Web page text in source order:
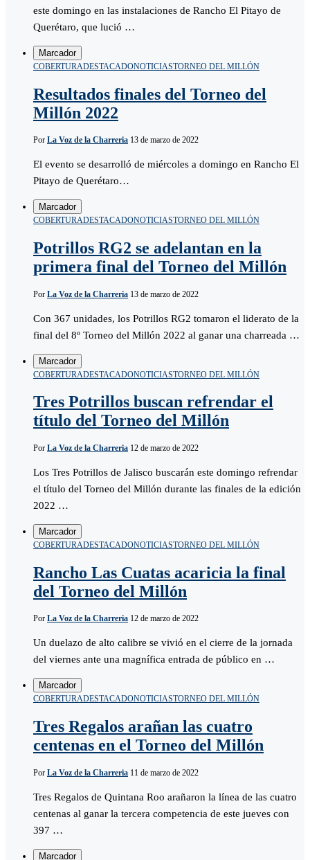
este domingo en las instalaciones de Rancho El Pitayo de
Querétaro, que lució …
Marcador
COBERTURADESTACADONOTICIASTORNEO DEL MILLÓN
Resultados finales del Torneo del
Millón 2022
Por La Voz de la Charreria 13 de marzo de 2022
El evento se desarrolló de miércoles a domingo en Rancho El
Pitayo de Querétaro…
Marcador
COBERTURADESTACADONOTICIASTORNEO DEL MILLÓN
Potrillos RG2 se adelantan en la
primera final del Torneo del Millón
Por La Voz de la Charreria 13 de marzo de 2022
Con 367 unidades, los Potrillos RG2 tomaron el liderato de la
final del 8º Torneo del Millón 2022 al ganar una charreada …
Marcador
COBERTURADESTACADONOTICIASTORNEO DEL MILLÓN
Tres Potrillos buscan refrendar el
título del Torneo del Millón
Por La Voz de la Charreria 12 de marzo de 2022
Los Tres Potrillos de Jalisco buscarán este domingo refrendar
el título del Torneo del Millón durante las finales de la edición
2022 …
Marcador
COBERTURADESTACADONOTICIASTORNEO DEL MILLÓN
Rancho Las Cuatas acaricia la final
del Torneo del Millón
Por La Voz de la Charreria 12 de marzo de 2022
Un duelazo de alto calibre se vivió en el cierre de la jornada
del viernes ante una magnífica entrada de público en …
Marcador
COBERTURADESTACADONOTICIASTORNEO DEL MILLÓN
Tres Regalos arañan las cuatro
centenas en el Torneo del Millón
Por La Voz de la Charreria 11 de marzo de 2022
Tres Regalos de Quintana Roo arañaron la línea de las cuatro
centenas al ganar la tercera competencia de este jueves con
397 …
Marcador